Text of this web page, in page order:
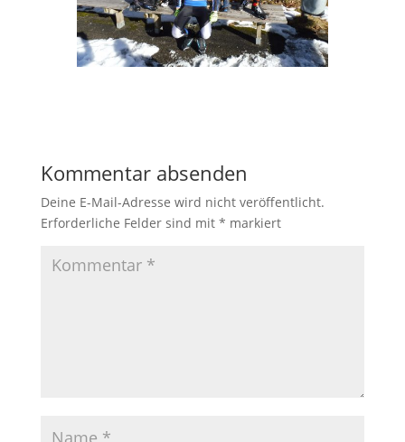
Kommentar absenden
Deine E-Mail-Adresse wird nicht veröffentlicht.
Erforderliche Felder sind mit * markiert